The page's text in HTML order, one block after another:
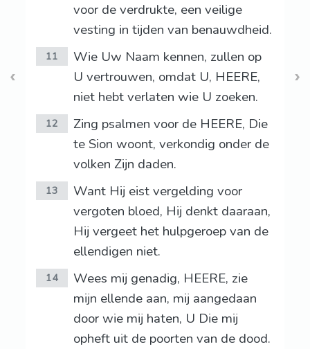
voor de verdrukte, een veilige
vesting in tijden van benauwdheid.
11
Wie Uw Naam kennen, zullen op
U vertrouwen, omdat U, HEERE,
niet hebt verlaten wie U zoeken.
12
Zing psalmen voor de HEERE, Die
te Sion woont, verkondig onder de
volken Zijn daden.
13
Want Hij eist vergelding voor
vergoten bloed, Hij denkt daaraan,
Hij vergeet het hulpgeroep van de
ellendigen niet.
14
Wees mij genadig, HEERE, zie
mijn ellende aan, mij aangedaan
door wie mij haten, U Die mij
opheft uit de poorten van de dood.